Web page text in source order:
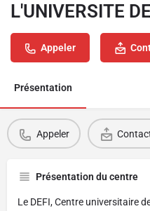
L'UNIVERSITE
Appeler
Présentation
Appeler
Présentation du centre
Le DEFI, Centre universitaire